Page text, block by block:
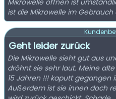
Mikrowelle öffnen ist
ist die Mikrowelle im Gebrauch
Geht leider zurück
Die Mikrowelle sieht gut aus
dröhnt sie sehr laut. Meine
15 Jahren !!! kaputt gegangen
Außerdem ist sie innen doch